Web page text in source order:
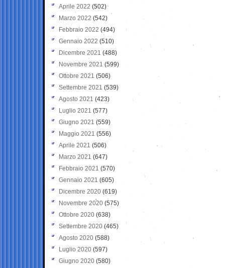
Aprile 2022 (502)
Marzo 2022 (542)
Febbraio 2022 (494)
Gennaio 2022 (510)
Dicembre 2021 (488)
Novembre 2021 (599)
Ottobre 2021 (506)
Settembre 2021 (539)
Agosto 2021 (423)
Luglio 2021 (577)
Giugno 2021(559)
Maggio 2021 (556)
Aprile 2021 (506)
Marzo 2021 (647)
Febbraio 2021 (570)
Gennaio 2021 (605)
Dicembre 2020 (619)
Novembre 2020 (575)
Ottobre 2020 (638)
Settembre 2020(465)
Agosto 2020 (588)
Luglio 2020 (597)
Giugno 2020 (580)